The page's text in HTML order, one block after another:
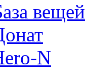
вещей
N